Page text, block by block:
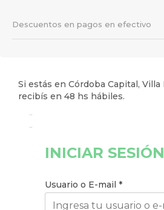
Descuentos en pagos en efectivo
Si estás en Córdoba Capital,
recibís en 48 hs hábiles.
INICIAR SESIÓN
Usuario o E-mail *